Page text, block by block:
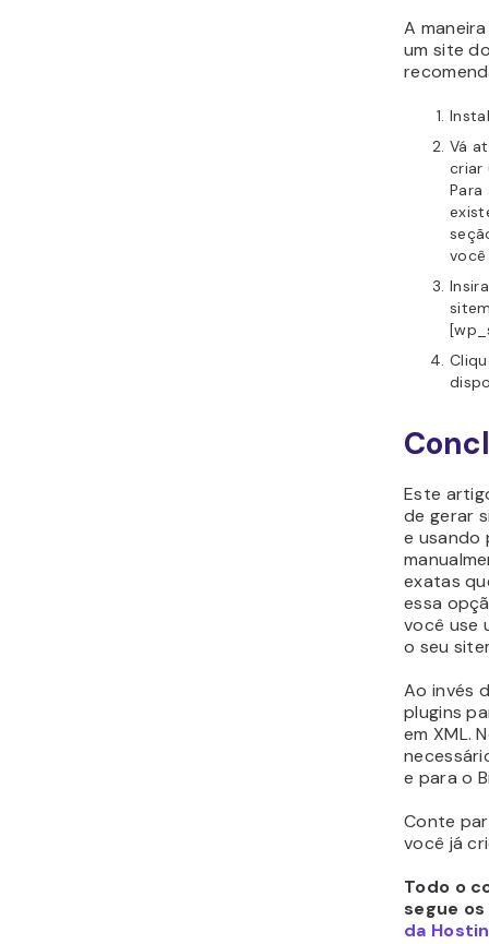
A
um site
Vá
criar
Para
você
Este
de gerar
e usando
exatas
essa
você use
o seu
Ao invés
plugins
em XML.
e para o
Conte
você já
Todo o
segue
da